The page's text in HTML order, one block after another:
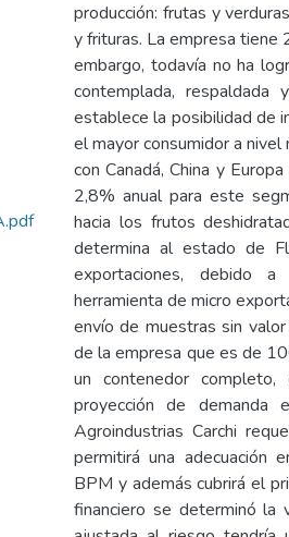
producción: frutas y
y frituras. La empresa tiene
embargo, todavía no ha
contemplada,
establece la posibilidad de
el mayor consumidor a
con Canadá, China y
2,8% anual para este
hacia los frutos
determina al estado de
exportaciones, debido
herramienta de micro
envío de muestras sin
de la empresa que es de
un contenedor
proyección de demanda
Agroindustrias Carchi
permitirá una adecuación
BPM y además cubrirá el
financiero se determinó la